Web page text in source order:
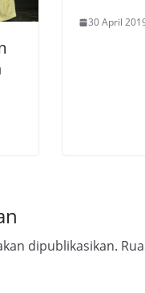
30 April
dipublikasikan.